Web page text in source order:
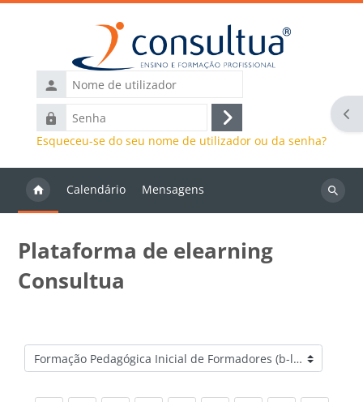
Nome
de
utilizador
Senha
Entrar
Esqueceu-se do seu nome de utilizador ou da senha?
Calendário Mensagens
Plataforma de elearning
Consultua
Categorias de disciplinas